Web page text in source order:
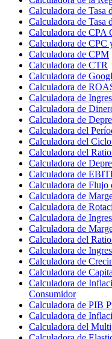
Calculadora de Tasa
Calculadora de Tasa
Calculadora de CPA
Calculadora de CPC
Calculadora de CPM
Calculadora de CTR
Calculadora de
Calculadora de
Calculadora de
Calculadora de
Calculadora de
Calculadora del
Calculadora del
Calculadora del
Calculadora de
Calculadora de
Calculadora de Flujo
Calculadora de
Calculadora de
Calculadora de
Calculadora de
Calculadora del
Calculadora de
Calculadora de
Calculadora de
Calculadora de
Consumidor
Calculadora de PIB
Calculadora de
Calculadora del